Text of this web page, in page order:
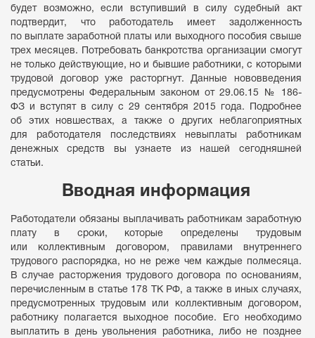
будет возможно, если вступивший в силу судебный акт
подтвердит, что работодатель имеет задолженность
по выплате заработной платы или выходного пособия свыше
трех месяцев. Потребовать банкротства организации смогут
не только действующие, но и бывшие работники, с которыми
трудовой договор уже расторгнут. Данные нововведения
предусмотрены Федеральным законом от 29.06.15 № 186-
ФЗ и вступят в силу с 29 сентября 2015 года. Подробнее
об этих новшествах, а также о других неблагоприятных
для работодателя последствиях невыплаты работникам
денежных средств вы узнаете из нашей сегодняшней
статьи.
Вводная информация
Работодатели обязаны выплачивать работникам заработную
плату в сроки, которые определены трудовым
или коллективным договором, правилами внутреннего
трудового распорядка, но не реже чем каждые полмесяца.
В случае расторжения трудового договора по основаниям,
перечисленным в статье 178 ТК РФ, а также в иных случаях,
предусмотренных трудовым или коллективным договором,
работнику полагается выходное пособие. Его необходимо
выплатить в день увольнения работника, либо не позднее